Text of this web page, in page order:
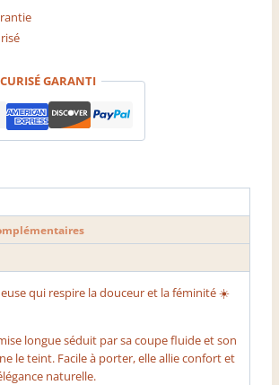
GARANTI
qui respire la douceur et la féminité ☀️
longue séduit par sa coupe fluide et son
le teint. Facile à porter, elle allie confort et
naturelle.